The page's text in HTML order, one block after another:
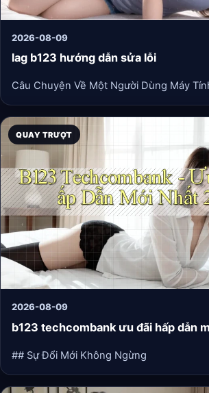
2026-08-09
lag b123 hướng dẫn sửa lỗi
Câu Chuyện Về Một Người Dùng Máy
QUAY TRƯỢT
2026-08-09
b123 techcombank ưu đãi hấp dẫn
## Sự Đổi Mới Không Ngừng